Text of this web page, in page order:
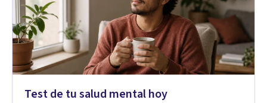
Test de tu salud mental hoy